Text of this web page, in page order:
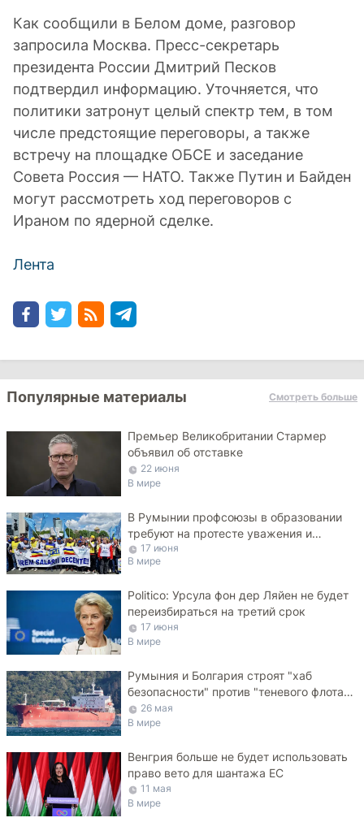
Как сообщили в Белом доме, разговор
запросила Москва. Пресс-секретарь
президента России Дмитрий Песков
подтвердил информацию. Уточняется, что
политики затронут целый спектр тем, в том
числе предстоящие переговоры, а также
встречу на площадке ОБСЕ и заседание
Совета Россия — НАТО. Также Путин и Байден
могут рассмотреть ход переговоров с
Ираном по ядерной сделке.
Лента
Популярные материалы Смотреть больше
Премьер Великобритании Стармер
объявил об отставке
22 июня
В мире
В Румынии профсоюзы в образовании
требуют на протесте уважения и
достойных зарплат
17 июня
В мире
Politico: Урсула фон дер Ляйен не будет
переизбираться на третий срок
17 июня
В мире
Румыния и Болгария строят "хаб
безопасности" против "теневого флота"
РФ в Черном море
26 мая
В мире
Венгрия больше не будет использовать
право вето для шантажа ЕС
11 мая
В мире